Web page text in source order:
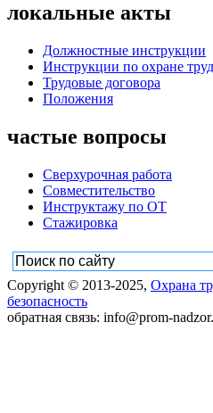
локальные акты
Должностные инструкции
Инструкции по охране
Трудовые договора
Положения
частые вопросы
Сверхурочная работа
Совместительство
Инструктажу по ОТ
Стажировка
Copyright © 2013-2025, Охрана
безопасность
обратная связь: info@prom-